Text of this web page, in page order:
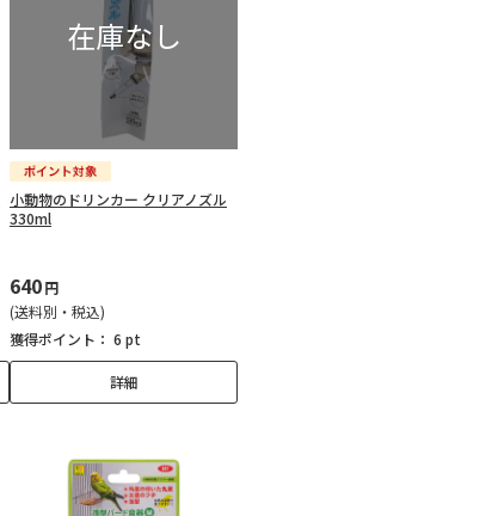
小動物のドリンカー クリアノズル
330ml
640円
(送料別・税込)
獲得ポイント： 6 pt
詳細